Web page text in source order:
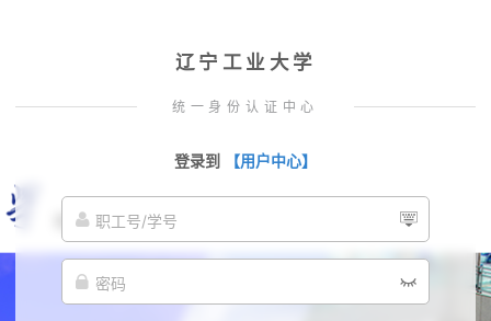
辽宁工业大学
统一身份认证中心
登录到 【用户中心】